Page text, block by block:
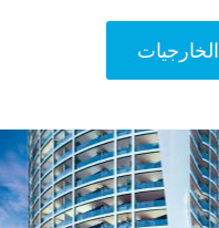
الخارجيات